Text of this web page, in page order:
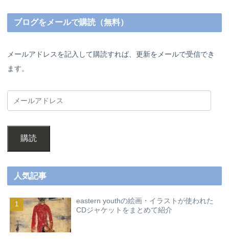
ブログをメールで購読（無料）
メールアドレスを記入して購読すれば、更新をメールで受信でき
ます。
購読
人気記事
eastern youthの絵画・イラストが使われた
CDジャケットをまとめて紹介